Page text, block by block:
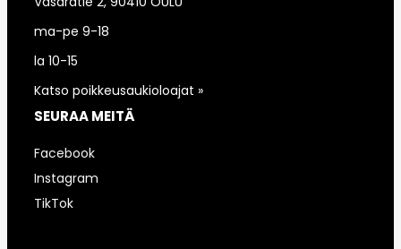
ma-pe 9-18
la 10-15
Katso poikkeusaukioloajat »
SEURAA MEITÄ
Facebook
Instagram
TikTok